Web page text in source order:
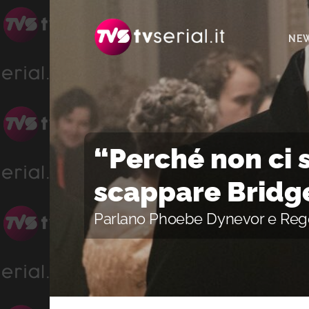
navigazione
contenuto
“Perché non ci
scappare
Parlano Phoebe Dynevor e